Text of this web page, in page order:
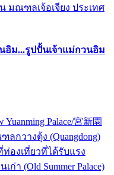
มณฑลเจ้อเจียง ประเทศ
อิม...รูปปั้นเจ้าแม่กวนอิม
Palace/宮新園
ลกวางตุ้ง (Quangdong)
องเที่ยวที่ได้รับแรง
า (Old Summer Palace)